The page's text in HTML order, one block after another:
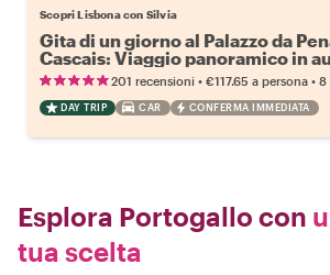
Scopri Lisbona con Silvia
Gita di un giorno al Palazzo da
Cascais: Viaggio panoramico in
201 recensioni • €117.65 a persona • 8
DAY TRIP CAR CONFERMA IMMEDIATA
Esplora Portogallo con
tua scelta